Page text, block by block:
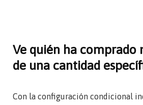
Ve quién ha comprado
de una cantidad
Con la configuración condicional